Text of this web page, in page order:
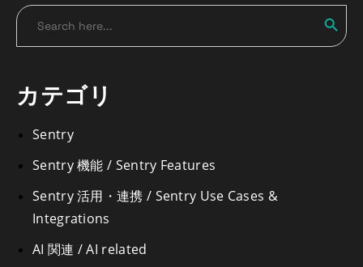
Search
for:
カテゴリ
AI 関連 / AI related
Sentry
Sentry 機能 / Sentry Features
Sentry 活用・連携 / Sentry Use Cases &
Integrations